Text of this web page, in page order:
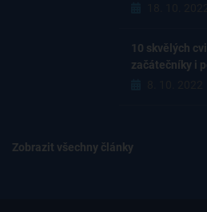
10 skvělých
začátečníky i
Zobrazit všechny články